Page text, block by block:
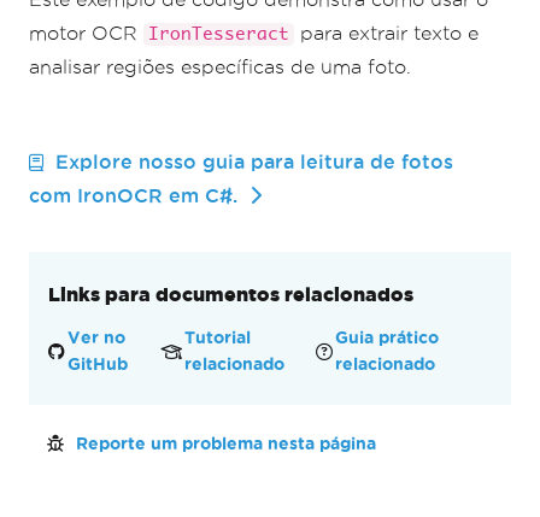
+ $"Text Region:\n"
+ $"Starting X: {region.X}\n"
+ $"Region Width:
+ $"Result Confidence:
{result.Confidence}\n\n"
Console output);
motor OCR
IronTesseract
para extrair texto e
analisar regiões específicas de uma foto.
Explore nosso guia para leitura de fotos
com IronOCR em C#.
Links para documentos relacionados
Ver no
GitHub
Tutorial
relacionado
Guia prático
relacionado
Reporte um problema nesta página